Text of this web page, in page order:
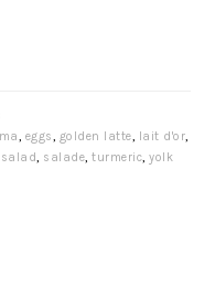
, eggs, golden latte, lait d'or,
salad, salade,turmeric,yolk